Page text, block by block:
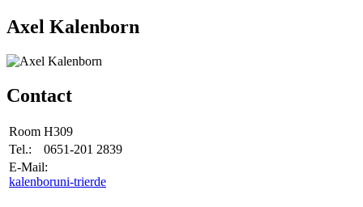
Axel Kalenborn
Contact
Room H309
Tel.:
0651-201 2839
E-Mail:
kalenboruni-trierde